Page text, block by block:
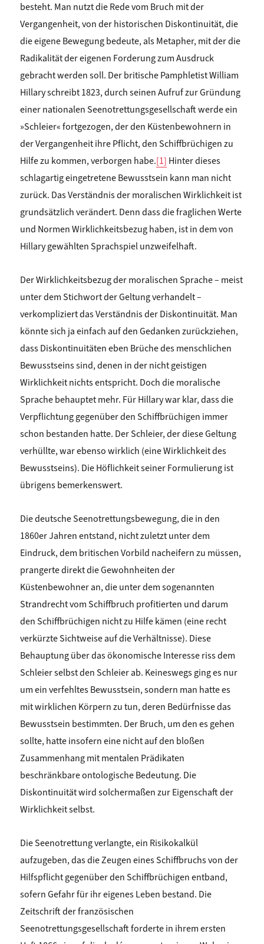
besteht. Man nutzt die Rede vom Bruch mit der
Vergangenheit, von der historischen Diskontinuität, die
die eigene Bewegung bedeute, als Metapher, mit der die
Radikalität der eigenen Forderung zum Ausdruck
gebracht werden soll. Der britische Pamphletist William
Hillary schreibt 1823, durch seinen Aufruf zur Gründung
einer nationalen Seenotrettungsgesellschaft werde ein
»Schleier« fortgezogen, der den Küstenbewohnern in
der Vergangenheit ihre Pflicht, den Schiffbrüchigen zu
Hilfe zu kommen, verborgen habe.[1] Hinter dieses
schlagartig eingetretene Bewusstsein kann man nicht
zurück. Das Verständnis der moralischen Wirklichkeit ist
grundsätzlich verändert. Denn dass die fraglichen Werte
und Normen Wirklichkeitsbezug haben, ist in dem von
Hillary gewählten Sprachspiel unzweifelhaft.
Der Wirklichkeitsbezug der moralischen Sprache – meist
unter dem Stichwort der Geltung verhandelt –
verkompliziert das Verständnis der Diskontinuität. Man
könnte sich ja einfach auf den Gedanken zurückziehen,
dass Diskontinuitäten eben Brüche des menschlichen
Bewusstseins sind, denen in der nicht geistigen
Wirklichkeit nichts entspricht. Doch die moralische
Sprache behauptet mehr. Für Hillary war klar, dass die
Verpflichtung gegenüber den Schiffbrüchigen immer
schon bestanden hatte. Der Schleier, der diese Geltung
verhüllte, war ebenso wirklich (eine Wirklichkeit des
Bewusstseins). Die Höflichkeit seiner Formulierung ist
übrigens bemerkenswert.
Die deutsche Seenotrettungsbewegung, die in den
1860er Jahren entstand, nicht zuletzt unter dem
Eindruck, dem britischen Vorbild nacheifern zu müssen,
prangerte direkt die Gewohnheiten der
Küstenbewohner an, die unter dem sogenannten
Strandrecht vom Schiffbruch profitierten und darum
den Schiffbrüchigen nicht zu Hilfe kämen (eine recht
verkürzte Sichtweise auf die Verhältnisse). Diese
Behauptung über das ökonomische Interesse riss dem
Schleier selbst den Schleier ab. Keineswegs ging es nur
um ein verfehltes Bewusstsein, sondern man hatte es
mit wirklichen Körpern zu tun, deren Bedürfnisse das
Bewusstsein bestimmten. Der Bruch, um den es gehen
sollte, hatte insofern eine nicht auf den bloßen
Zusammenhang mit mentalen Prädikaten
beschränkbare ontologische Bedeutung. Die
Diskontinuität wird solchermaßen zur Eigenschaft der
Wirklichkeit selbst.
Die Seenotrettung verlangte, ein Risikokalkül
aufzugeben, das die Zeugen eines Schiffbruchs von der
Hilfspflicht gegenüber den Schiffbrüchigen entband,
sofern Gefahr für ihr eigenes Leben bestand. Die
Zeitschrift der französischen
Seenotrettungsgesellschaft forderte in ihrem ersten